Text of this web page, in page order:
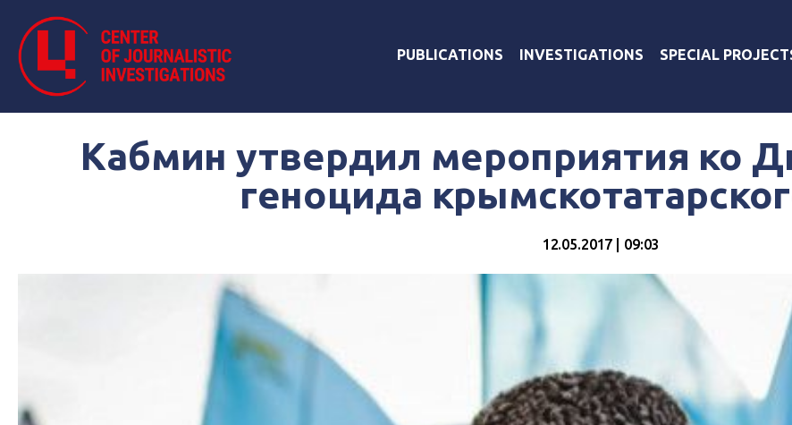
PUBLICATIONS INVESTIGATIONS SPECIAL
Кабмин утвердил мероприятия ко
геноцида
12.05.2017 | 09:03